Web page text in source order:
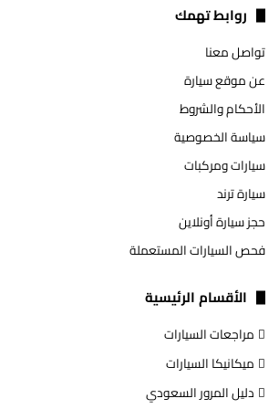
روابط تهمك
تواصل معنا
عن موقع سيارة
الأحكام والشروط
سياسة الخصوصية
سيارات ومركبات
سيارة ترند
حجز سيارة أونلاين
فحص السيارات المستعملة
الأقسام الرئيسية
مراجعات السيارات
ميكانيكا السيارات
دليل المرور السعودي